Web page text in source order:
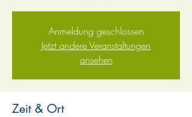
Anmeldung geschlossen
Jetzt andere Veranstaltungen
ansehen
Zeit & Ort